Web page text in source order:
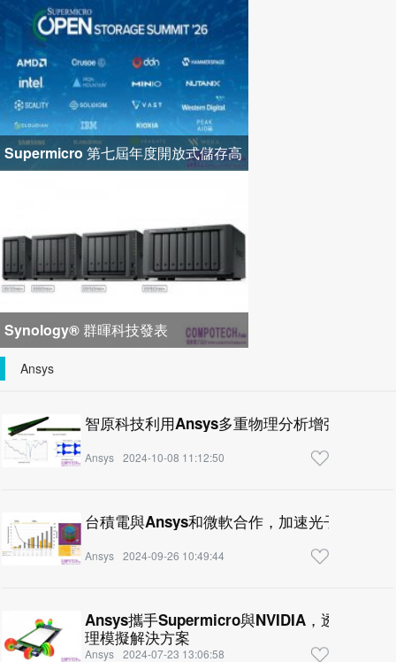
輪迴購落地堅定長期價值成長
Supermicro 第七屆年度開放式儲存高
Synology® 群暉科技發表
DiskStation neo+ 系列，以低入手門
Ansys
智原科技利用Ansys多重物理分析增強3D-IC
Ansys 2024-10-08 11:12:50
台積電與Ansys和微軟合作，加速光子模擬
Ansys 2024-09-26 10:49:44
Ansys攜手Supermicro與NVIDIA，透過統包
理模擬解決方案
Ansys 2024-07-23 13:06:58